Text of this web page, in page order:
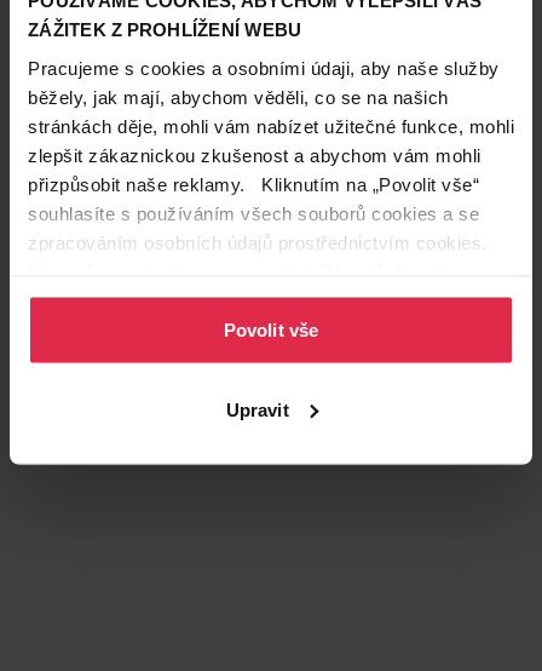
ZÁŽITEK Z PROHLÍŽENÍ WEBU
Pracujeme s cookies a osobními údaji, aby naše služby
běžely, jak mají, abychom věděli, co se na našich
stránkách děje, mohli vám nabízet užitečné funkce, mohli
zlepšit zákaznickou zkušenost a abychom vám mohli
přizpůsobit naše reklamy. Kliknutím na „Povolit vše“
souhlasíte s používáním všech souborů cookies a se
zpracováním osobních údajů prostřednictvím cookies.
osobních údajů.
Povolit vše
Upravit